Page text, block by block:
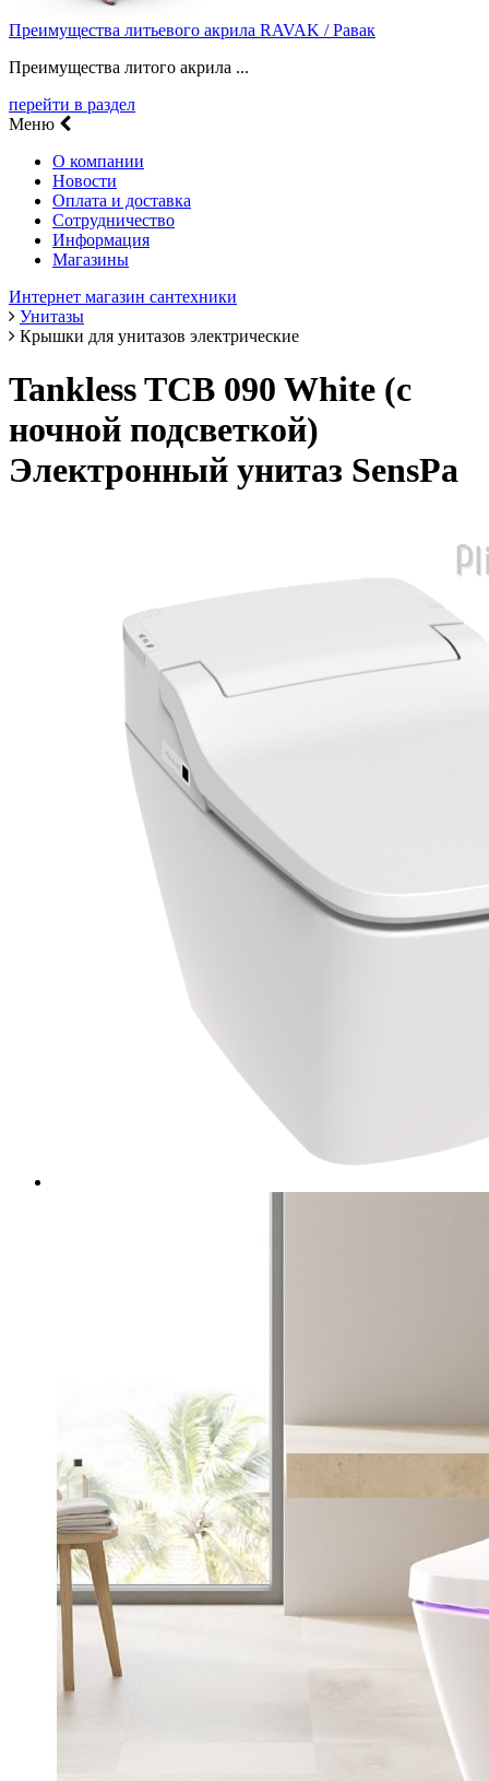
Преимущества литьевого акрила RAVAK / Равак
Преимущества литого акрила ...
перейти в раздел
Меню
О компании
Новости
Оплата и доставка
Сотрудничество
Информация
Магазины
Интернет магазин сантехники
Унитазы
Крышки для унитазов электрические
Tankless TCB 090 White (с
ночной подсветкой)
Электронный унитаз SensPa